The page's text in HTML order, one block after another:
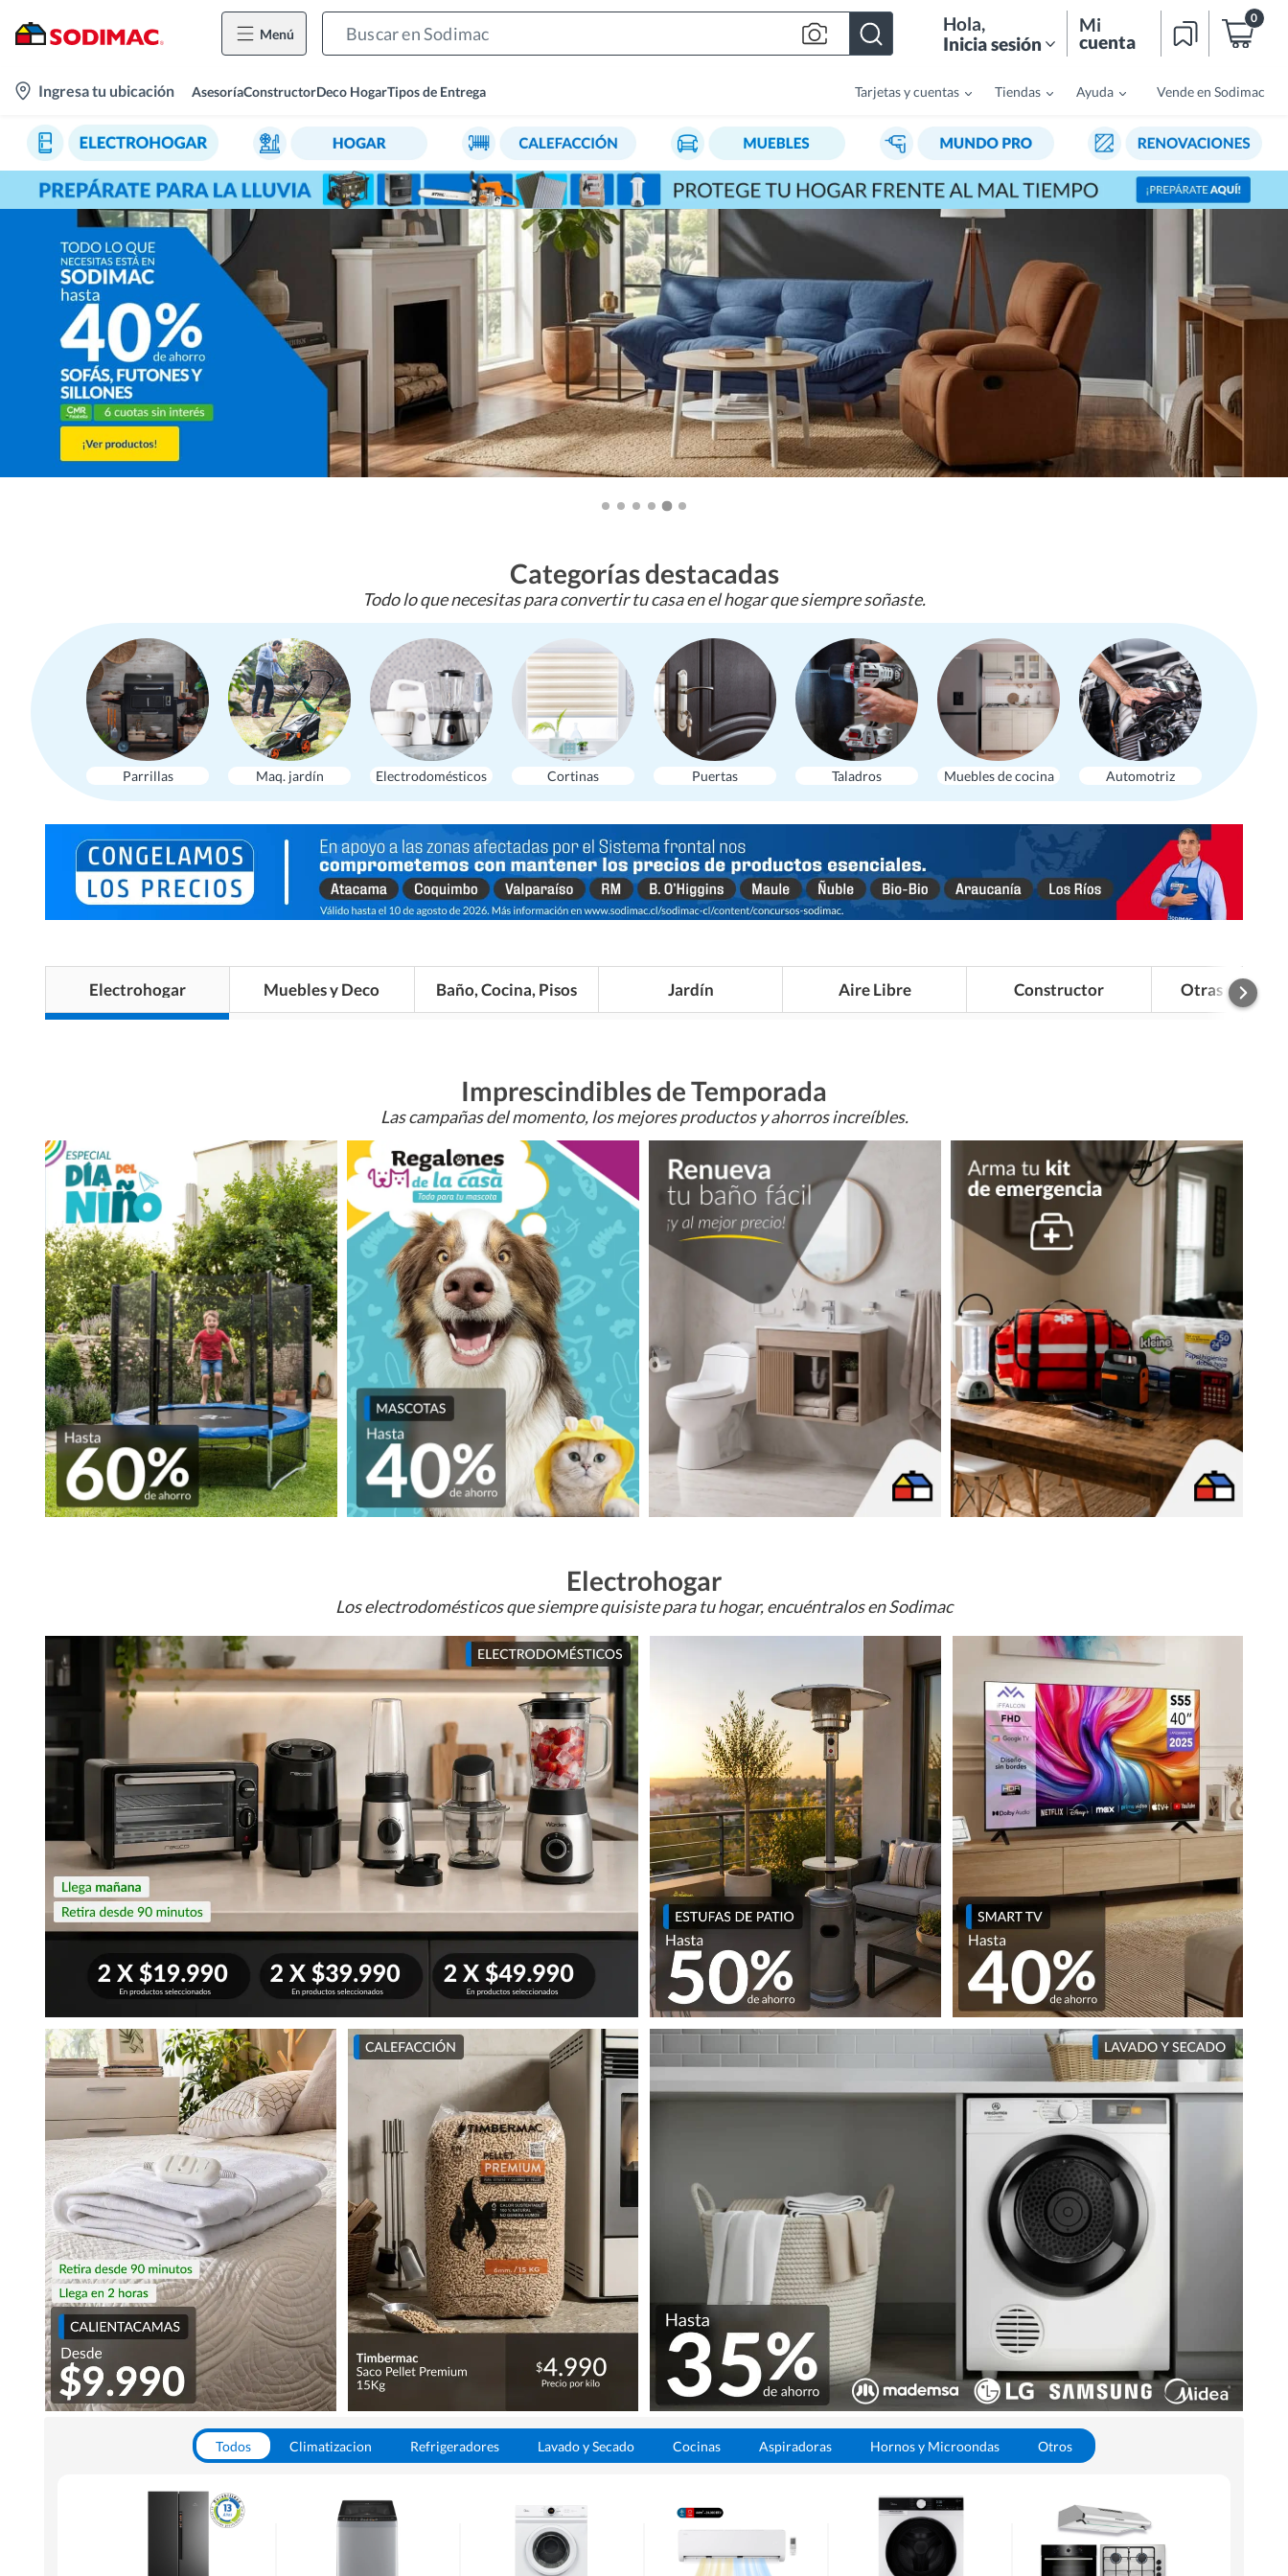
Menú Hola,
Inicia sesión
Mi
cuenta
0
location-
Ingresa tu ubicación AsesoríaConstructorDeco HogarTipos de Entrega Tarjetas y cuentas Tiendas Ayuda Vende en Sodimac
Categorías destacadas
Todo lo que necesitas para convertir tu casa en el hogar que siempre soñaste.
Parrillas Maq. jardín Electrodomésticos Cortinas Puertas Taladros Muebles de cocina Automotriz
Electrohogar Muebles y Deco Baño, Cocina, Pisos Jardín Aire Libre Constructor Otras
Imprescindibles de Temporada
Las campañas del momento, los mejores productos y ahorros increíbles.
Electrohogar
Los electrodomésticos que siempre quisiste para tu hogar, encuéntralos en Sodimac
Todos Climatizacion Refrigeradores Lavado y Secado Cocinas Aspiradoras Hornos y Microondas Otros